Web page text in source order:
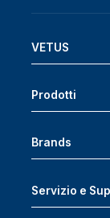
VETUS
Prodotti
Brands
Servizio e